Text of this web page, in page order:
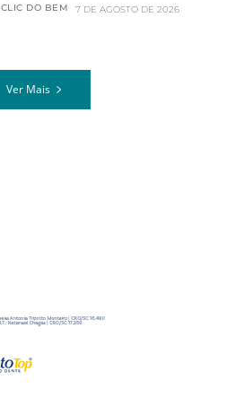
CLIC DO BEM 7 DE AGOSTO DE 2026
Ver Mais